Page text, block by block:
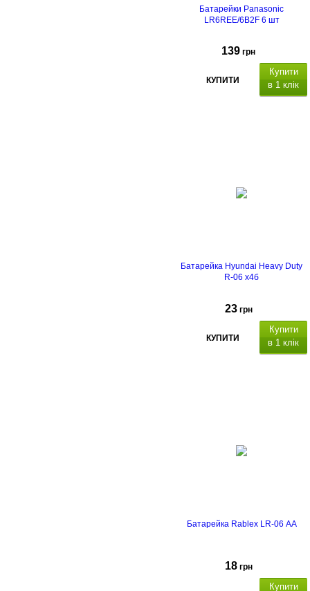
Батарейки Panasonic
LR6REE/6B2F 6 шт
139 грн
КУПИТИ
Купити
в 1 клік
Батарейка Hyundai Heavy Duty
R-06 x4б
23 грн
КУПИТИ
Купити
в 1 клік
Батарейка Rablex LR-06 АА
18 грн
Купити